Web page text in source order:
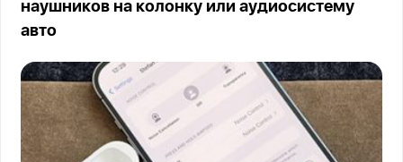
наушников на колонку или аудиосистему
авто